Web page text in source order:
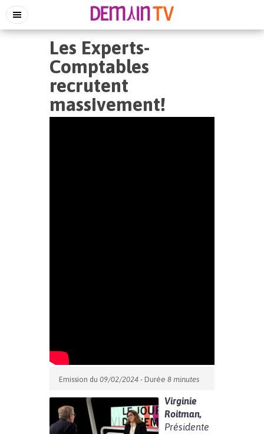
Les Experts-
Comptables
recrutent
massivement!
Emission du 09/02/2024 - Durée 8 minutes
Virginie
Roitman,
Présidente